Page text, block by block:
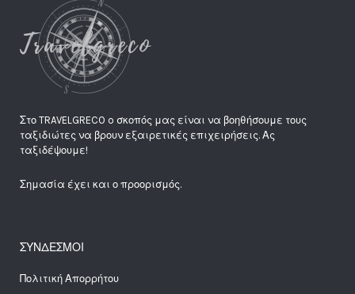
Στο TRAVELGRECO o σκοπός μας είναι να βοηθήσουμε τους
ταξιδιώτες να βρουν εξαιρετικές επιχειρήσεις. Ας
ταξιδέψουμε!
Σημασία έχει και ο προορισμός.
ΣΥΝΔΕΣΜΟΙ
Πολιτική Απορρήτου